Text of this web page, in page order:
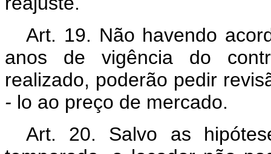
Art. 19. Não havendo
anos de vigência do
realizado, poderão pedir
- lo ao preço de mercado.
Art. 20. Salvo as